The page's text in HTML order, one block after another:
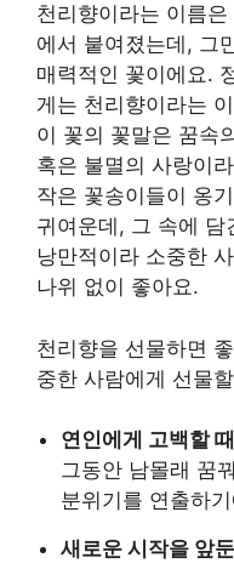
천리향이라는 이름
에서 붙여졌는데, 그
매력적인 꽃이에요.
게는 천리향이라는
이 꽃의 꽃말은 꿈속
혹은 불멸의 사랑이
작은 꽃송이들이 옹
귀여운데, 그 속에 담
낭만적이라 소중한
나위 없이 좋아요.
천리향을 선물하면
중한 사람에게 선물
연인에게 고백할
그동안 남몰래 꿈
분위기를 연출하
새로운 시작을 앞